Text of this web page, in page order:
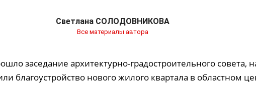
Светлана СОЛОДОВНИКОВА
Все материалы автора
заседание архитектурно-градостроительного совета,
благоустройство нового жилого квартала в областном